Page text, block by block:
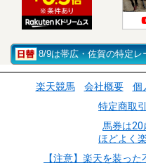
8/9は帯広・佐賀の特定レ
楽天競馬 会社概要 個
特定商取
馬券は20
ほどよく
【注意】楽天を装っ